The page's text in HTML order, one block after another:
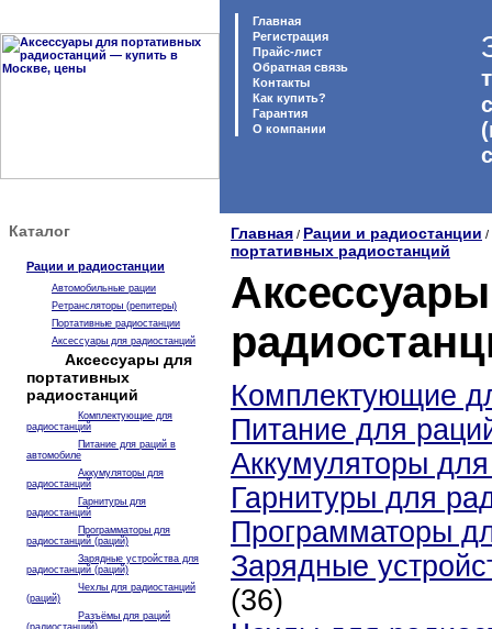
Главная
Регистрация
Прайс-лист
Обратная связь
Контакты
Как купить?
Гарантия
O компании
Каталог
Рации и радиостанции
Автомобильные рации
Ретрансляторы (репитеры)
Портативные радиостанции
Аксессуары для радиостанций
Аксессуары для
портативных
радиостанций
Комплектующие для
радиостанций
Питание для раций в
автомобиле
Аккумуляторы для
радиостанций
Гарнитуры для
радиостанций
Программаторы для
радиостанций (раций)
Зарядные устройства для
радиостанций (раций)
Чехлы для радиостанций
(раций)
Разъёмы для раций
(радиостанций)
Главная / Рации и радиостанции /
портативных радиостанций
Комплектующие
Питание для
Аккумуляторы
Гарнитуры для
Программаторы
Зарядные
(36)